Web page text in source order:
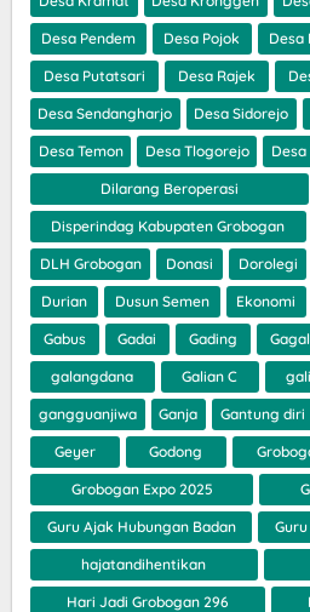
Desa Pendem Desa Pojok Desa
Desa Putatsari Desa Rajek
Desa Sendangharjo Desa Sidorejo
Desa Temon Desa Tlogorejo Desa
Dilarang Beroperasi
Disperindag Kabupaten Grobogan
DLH Grobogan Donasi Dorolegi
Durian Dusun Semen Ekonomi
Gabus Gadai Gading
galangdana Galian C
gangguanjiwa Ganja Gantung diri
Geyer Godong
Grobogan Expo 2025
Guru Ajak Hubungan Badan
hajatandihentikan
Hari Jadi Grobogan 296